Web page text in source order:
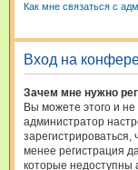
Как мне связаться с
Вход на
Зачем мне нужно
Вы можете этого и не
администратор
менее регистрация
которые недоступны